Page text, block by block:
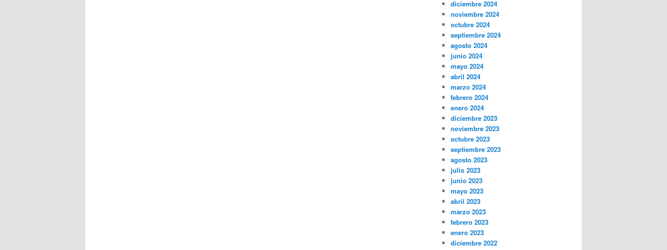
diciembre 2024
noviembre 2024
octubre 2024
septiembre 2024
agosto 2024
junio 2024
mayo 2024
abril 2024
marzo 2024
febrero 2024
enero 2024
diciembre 2023
noviembre 2023
octubre 2023
septiembre 2023
agosto 2023
julio 2023
junio 2023
mayo 2023
abril 2023
marzo 2023
febrero 2023
enero 2023
diciembre 2022